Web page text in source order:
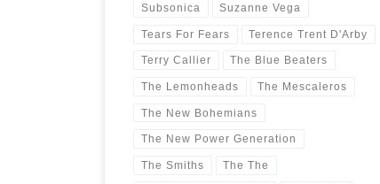
Subsonica Suzanne Vega
Tears For Fears Terence Trent D'Arby
Terry Callier The Blue Beaters
The Lemonheads The Mescaleros
The New Bohemians
The New Power Generation
The Smiths The The